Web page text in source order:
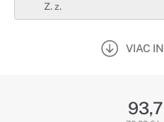
Z. z.
VIAC